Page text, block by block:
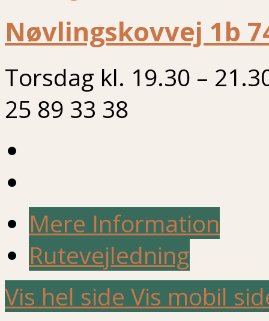
Nøvlingskovvej 1b
Torsdag kl. 19.30 –
25 89 33 38
Mere Information
Rutevejledning
Vis hel side Vis mobil